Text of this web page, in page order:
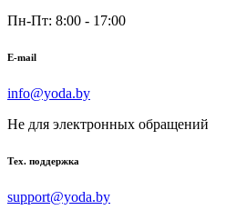
Пн-Пт: 8:00 - 17:00
E-mail
info@yoda.by
Не для электронных обращений
Тех. поддержка
support@yoda.by